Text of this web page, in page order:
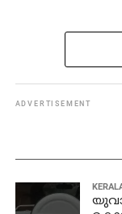
ADVERTISEMENT